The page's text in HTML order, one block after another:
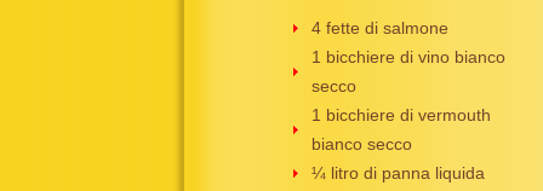
4 fette di salmone
1 bicchiere di vino bianco
secco
1 bicchiere di vermouth
bianco secco
¼ litro di panna liquida